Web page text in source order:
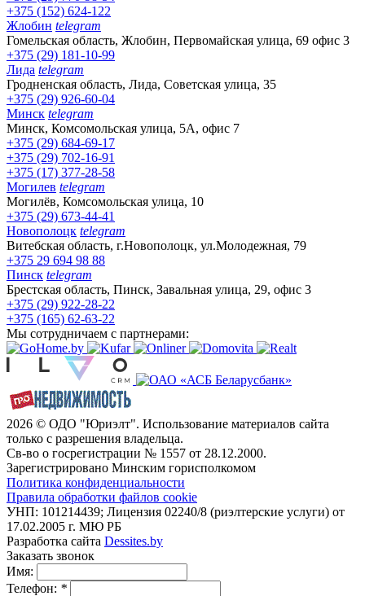
+375 (152) 624-122
Жлобин telegram
Гомельская область, Жлобин, Первомайская улица, 69 офис 3
+375 (29) 181-10-99
Лида telegram
Гродненская область, Лида, Советская улица, 35
+375 (29) 926-60-04
Минск telegram
Минск, Комсомольская улица, 5А, офис 7
+375 (29) 684-69-17
+375 (29) 702-16-91
+375 (17) 377-28-58
Могилев telegram
Могилёв, Комсомольская улица, 10
+375 (29) 673-44-41
Новополоцк telegram
Витебская область, г.Новополоцк, ул.Молодежная, 79
+375 29 694 98 88
Пинск telegram
Брестская область, Пинск, Завальная улица, 29, офис 3
+375 (29) 922-28-22
+375 (165) 62-63-22
Мы сотрудничаем с партнерами:
2026 © ОДО "Юриэлт". Использование материалов сайта
только с разрешения владельца.
Св-во о госрегистрации № 1557 от 28.12.2000.
Зарегистрировано Минским горисполкомом
Политика конфиденциальности
Правила обработки файлов cookie
УНП: 101214439; Лицензия 02240/8 (риэлтерские услуги) от
17.02.2005 г. МЮ РБ
Разработка сайта Dessites.by
Заказать звонок
Имя:
Телефон: *